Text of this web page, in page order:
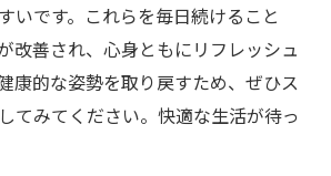
いです。これらを毎日続けること
改善され、心身ともにリフレッシュ
康的な姿勢を取り戻すため、ぜひス
てみてください。快適な生活が待っ